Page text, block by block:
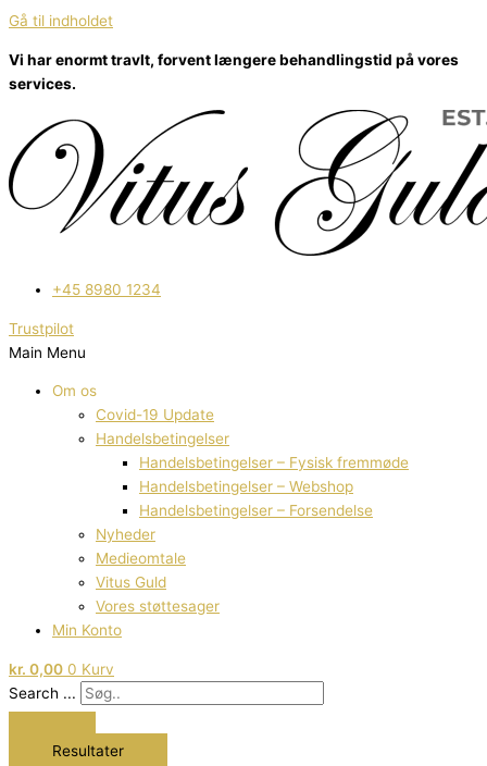
Gå til indholdet
Vi har enormt travlt, forvent længere behandlingstid på vores
services.
+45 8980 1234
Trustpilot
Main Menu
Om os
Covid-19 Update
Handelsbetingelser
Handelsbetingelser – Fysisk fremmøde
Handelsbetingelser – Webshop
Handelsbetingelser – Forsendelse
Nyheder
Medieomtale
Vitus Guld
Vores støttesager
Min Konto
kr. 0,00 0 Kurv
Search ...
Resultater